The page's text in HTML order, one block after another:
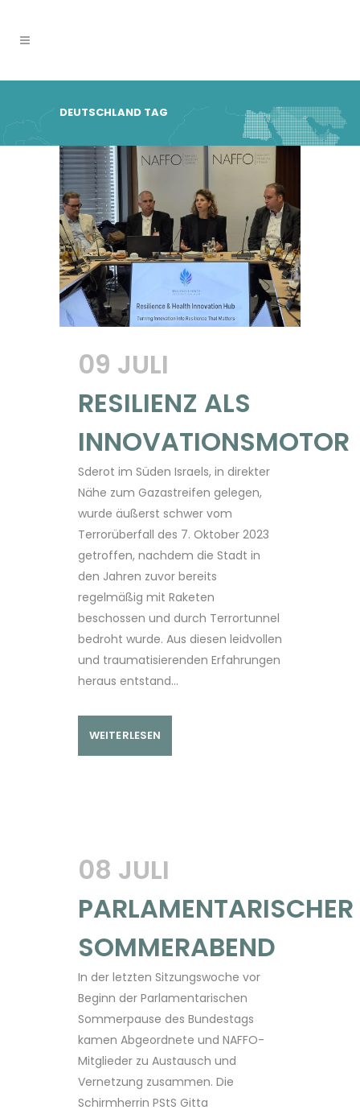
DEUTSCHLAND TAG
09 JULI
RESILIENZ ALS
INNOVATIONSMOTOR
Sderot im Süden Israels, in direkter
Nähe zum Gazastreifen gelegen,
wurde äußerst schwer vom
Terrorüberfall des 7. Oktober 2023
getroffen, nachdem die Stadt in
den Jahren zuvor bereits
regelmäßig mit Raketen
beschossen und durch Terrortunnel
bedroht wurde. Aus diesen leidvollen
und traumatisierenden Erfahrungen
heraus entstand...
WEITERLESEN
08 JULI
PARLAMENTARISCHER
SOMMERABEND
In der letzten Sitzungswoche vor
Beginn der Parlamentarischen
Sommerpause des Bundestags
kamen Abgeordnete und NAFFO-
Mitglieder zu Austausch und
Vernetzung zusammen. Die
Schirmherrin PStS Gitta